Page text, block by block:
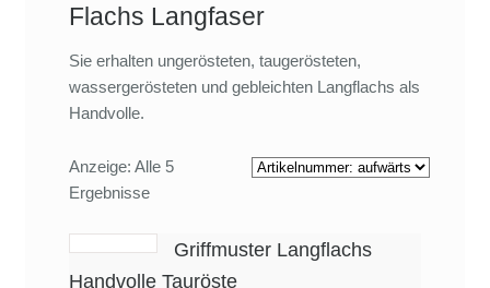
Flachs Langfaser
Sie erhalten ungerösteten, taugerösteten,
wassergerösteten und gebleichten Langflachs als
Handvolle.
Anzeige: Alle 5
Ergebnisse
Griffmuster Langflachs
Handvolle Tauröste